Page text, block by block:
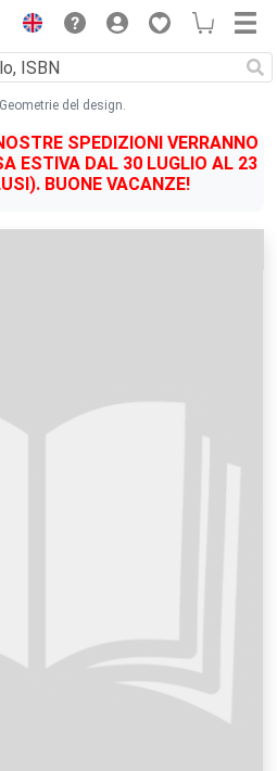
Geometrie del design.
SPEDIZIONI VERRANNO
ESTIVA DAL 30 LUGLIO AL 23
BUONE VACANZE!